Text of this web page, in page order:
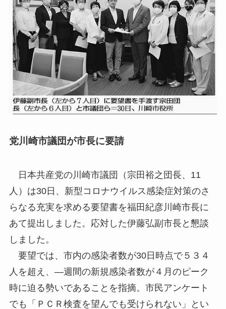
党川崎市議団が市長に要請
日本共産党の川崎市議団（宗田裕之団長、11
人）は30日、新型コロナウイルス感染症対策のさ
らなる充実を求める要望書を福田紀彦川崎市長に
あて提出しました。応対した伊藤弘副市長と懇談
しました。
要望では、市内の感染者数が30日時点で５３４
人を超え、―週間の新規感染者数が４月のピーク
時に迫る勢いであることを指摘。市民アンケート
でも「ＰＣＲ検査を望んでも受けられない」とい